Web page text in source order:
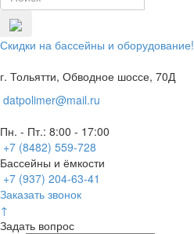
Скидки на бассейны и оборудование!
г. Тольятти, Обводное шоссе, 70Д
datpolimer@mail.ru
Пн. - Пт.: 8:00 - 17:00
+7 (8482) 559-728
Бассейны и ёмкости
+7 (937) 204-63-41
Заказать звонок
↑
Задать вопрос